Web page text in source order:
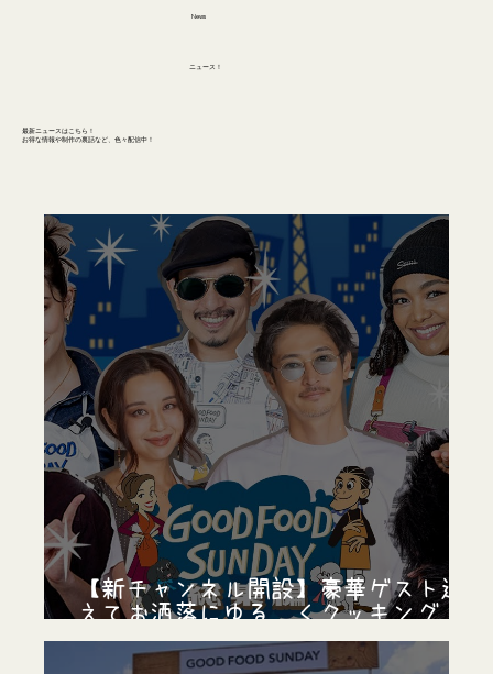
最新ニュースはこちら！
​お得な情報や制作の裏話など、色々配信中！
​ニュース！
【新チャンネル開設】豪華ゲスト迎
えてお洒落にゆる〜くクッキング！
Youtube動画連載 GOOD FOOD SUNDAY
がリニューアル！
News